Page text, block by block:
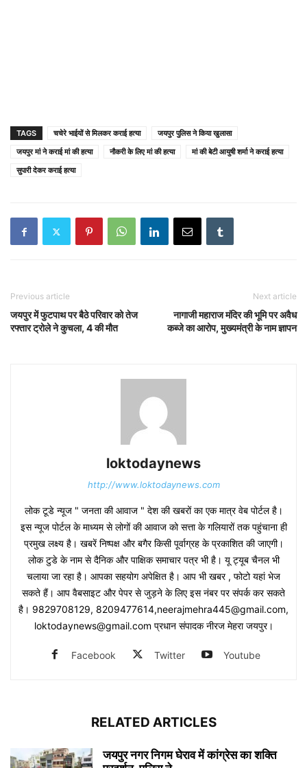
TAGS चचेरे भाईयों से मिलकर कराई हत्या
जयपुर पुलिस ने किया खुलासा
जयपुर मां ने कराई मां की हत्या
नौकरी के लिए मां की हत्या
मां की बेटी आयुषी शर्मा ने कराई हत्या
सुपारी देकर कराई हत्या
Previous article
जयपुर में फुटपाथ पर बैठे परिवार को तेज
रफ्तार ट्रोले ने कुचला, 4 की मौत
Next article
नागाजी महाराज मंदिर की भूमि पर अवैध
कब्जे का आरोप, मुख्यमंत्री के नाम ज्ञापन
loktodaynews
http://www.loktodaynews.com
लोक टूडे न्यूज " जनता की आवाज " देश की खबरों का एक मात्र वेब पोर्टल है।
इस न्यूज पोर्टल के माध्यम से लोगों की आवाज को सत्ता के गलियारों तक पहुंचाना ही
प्रमुख लक्ष्य है। खबरें निष्पक्ष और बगैर किसी पूर्वाग्रह के प्रकाशित की जाएगी।
लोक टुडे के नाम से दैनिक और पाक्षिक समाचार पत्र भी है। यू ट्यूब चैनल भी
चलाया जा रहा है। आपका सहयोग अपेक्षित है। आप भी खबर , फोटो यहां भेज
सकते हैं। आप वैबसाइट और पेपर से जुड़ने के लिए इस नंबर पर संपर्क कर सकते
है। 9829708129, 8209477614,neerajmehra445@gmail.com,
loktodaynews@gmail.com प्रधान संपादक नीरज मेहरा जयपुर।
Facebook Twitter Youtube
RELATED ARTICLES
जयपुर नगर निगम घेराव में कांग्रेस का शक्ति